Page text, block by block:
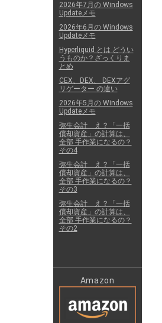
2026年7月の Windows
Updateメモ
2026年6月の Windows
Updateメモ
Hyperliquid とは どうい
うものか？ざっくりま
とめ
CEX、DEX、 DEXアグ
リゲーター の違い
2026年5月の Windows
Updateメモ
弥生会計 え？「一括
償却資産」の計算は、
全部 手作業になるの？
その4
弥生会計 え？「一括
償却資産」の計算は、
全部 手作業になるの？
その3
弥生会計 え？「一括
償却資産」の計算は、
全部 手作業になるの？
その2
Amazon